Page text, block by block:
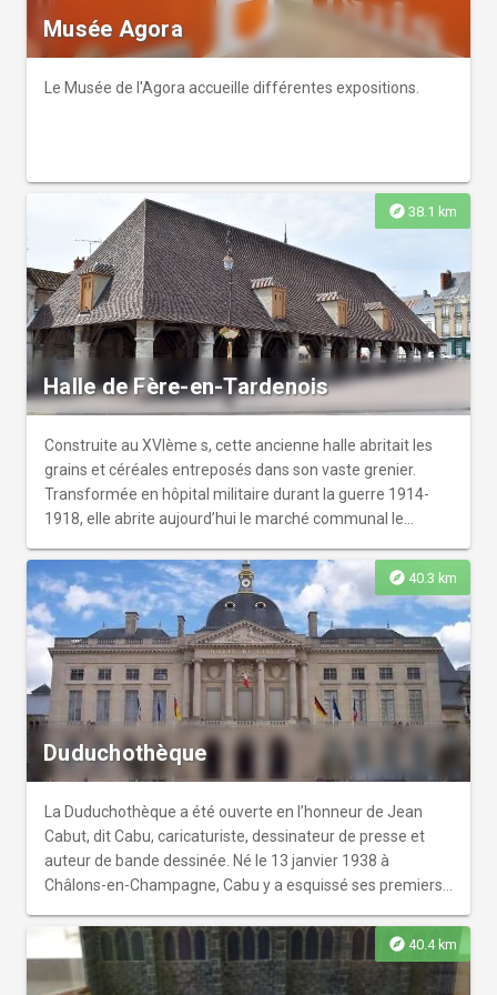
manifestations culturelles et artistiques de grande
réputation.
Musée Agora
Le Musée de l'Agora accueille différentes expositions.
explore 38.1 km
Halle de Fère-en-Tardenois
Construite au XVIème s, cette ancienne halle abritait les
grains et céréales entreposés dans son vaste grenier.
Transformée en hôpital militaire durant la guerre 1914-
1918, elle abrite aujourd’hui le marché communal le
explore 40.3 km
Duduchothèque
La Duduchothèque a été ouverte en l’honneur de Jean
Cabut, dit Cabu, caricaturiste, dessinateur de presse et
auteur de bande dessinée. Né le 13 janvier 1938 à
Châlons-en-Champagne, Cabu y a esquissé ses premiers
Hebdo du 7 janvier 2015, il repose désormais dans sa ville
natale qui a souhaité lui rendre hommage avec la création
d’un espace culturel. Baptisée ainsi en référence au Grand
explore 40.4 km